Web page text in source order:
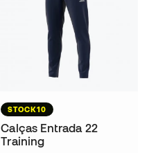
STOCK10
Calças Entrada 22
Training